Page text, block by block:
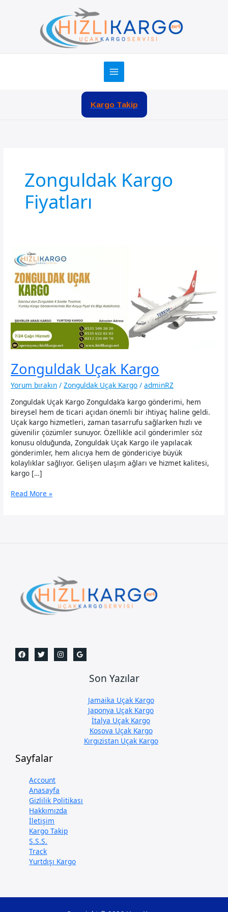
Kargo Takip
Zonguldak Kargo
Fiyatları
Zonguldak Uçak Kargo
Yorum bırakın /Zonguldak Uçak Kargo /adminRZ
Zonguldak Uçak Kargo Zonguldak’a kargo gönderimi, hem
bireysel hem de ticari açıdan önemli bir ihtiyaç haline geldi.
Uçak kargo hizmetleri, zaman tasarrufu sağlarken hızlı ve
güvenilir çözümler sunuyor. Özellikle acil gönderimler söz
konusu olduğunda, Zonguldak Uçak Kargo ile yapılacak
gönderimler, hem alıcıya hem de göndericiye büyük
kolaylıklar sağlıyor. Gelişen ulaşım ağları ve hizmet kalitesi,
kargo […]
Zonguldak
Read More »
Son Yazılar
Jamaika Uçak Kargo
Japonya Uçak Kargo
İtalya Uçak Kargo
Kosova Uçak Kargo
Kırgızistan Uçak Kargo
Sayfalar
Account
Anasayfa
Gizlilik Politikası
Hakkımızda
İletişim
Kargo Takip
S.S.S.
Track
Yurtdışı Kargo